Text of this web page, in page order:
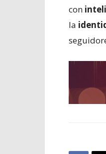
con
la